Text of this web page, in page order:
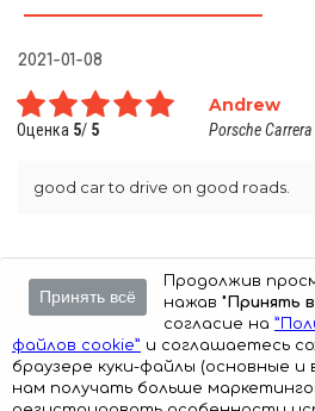
2021-01-08
Оценка 5/ 5
Andrew
Porsche Carrera
good car to drive on good roads.
Авторские права © 2024 Auto-
Cookie Policy Политика
Принять всё
Продолжив
нажав "Принять
согласие на
файлов cookie” и соглашаетесь
браузере куки-файлы (основные
нам получать больше